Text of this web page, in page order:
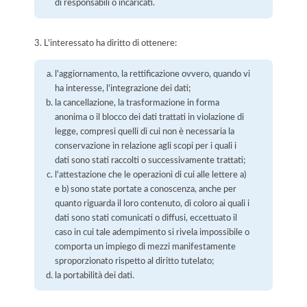
di responsabili o incaricati.
3. L'interessato ha diritto di ottenere:
l'aggiornamento, la rettificazione ovvero, quando vi
ha interesse, l'integrazione dei dati;
la cancellazione, la trasformazione in forma
anonima o il blocco dei dati trattati in violazione di
legge, compresi quelli di cui non è necessaria la
conservazione in relazione agli scopi per i quali i
dati sono stati raccolti o successivamente trattati;
l'attestazione che le operazioni di cui alle lettere a)
e b) sono state portate a conoscenza, anche per
quanto riguarda il loro contenuto, di coloro ai quali i
dati sono stati comunicati o diffusi, eccettuato il
caso in cui tale adempimento si rivela impossibile o
comporta un impiego di mezzi manifestamente
sproporzionato rispetto al diritto tutelato;
la portabilità dei dati.